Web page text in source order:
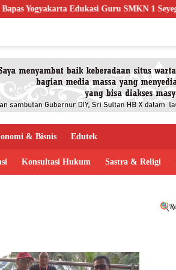
Edukasi Guru SMKN 1 Seyegan,
& Bisnis Edutek
Konsultasi Hukum Sastra & Religi